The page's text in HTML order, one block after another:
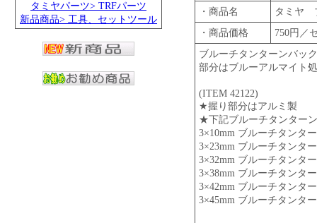
タミヤパーツ> TRFパーツ
新品商品> 工具、セットツール
・商品名
タミヤ
・商品価格
750円／
ブルーチタンターンバッ
部分はブルーアルマイト
(ITEM 42122)
★握り部分はアルミ製
★下記ブルーチタンター
3×10mm ブルーチタンタ
3×23mm ブルーチタンタ
3×32mm ブルーチタンタ
3×38mm ブルーチタンタ
3×42mm ブルーチタンタ
3×45mm ブルーチタンタ